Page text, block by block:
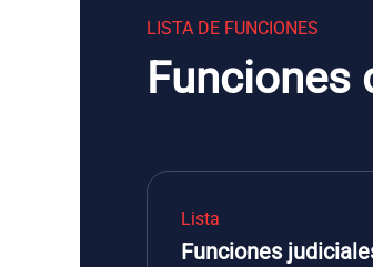
LISTA DE FUNCIONES
Funciones
Lista
Funciones